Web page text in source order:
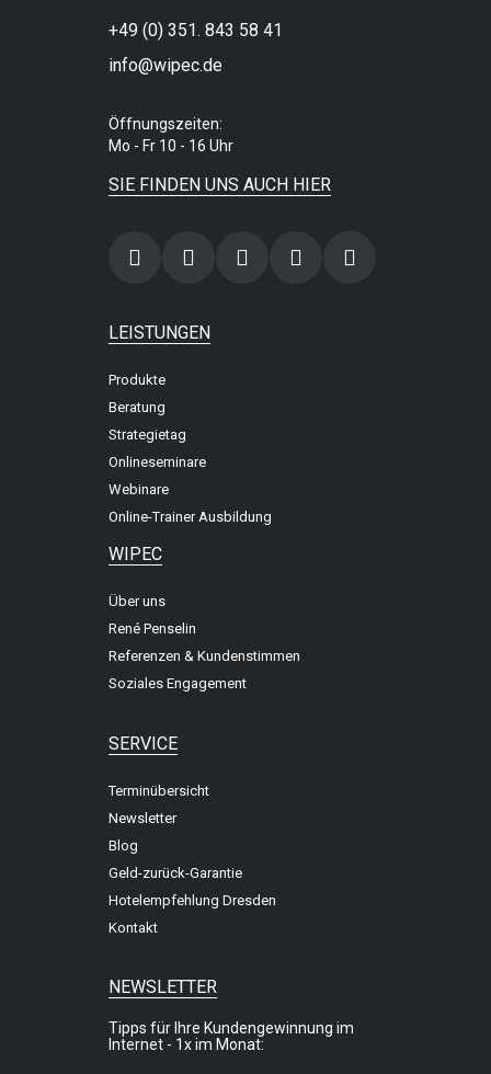
+49 (0) 351. 843 58 41
info@wipec.de
Öffnungszeiten:
Mo - Fr 10 - 16 Uhr
SIE FINDEN UNS AUCH HIER
LEISTUNGEN
Produkte
Beratung
Strategietag
Onlineseminare
Webinare
Online-Trainer Ausbildung
WIPEC
Über uns
René Penselin
Referenzen & Kundenstimmen
Soziales Engagement
SERVICE
Terminübersicht
Newsletter
Blog
Geld-zurück-Garantie
Hotelempfehlung Dresden
Kontakt
NEWSLETTER
Tipps für Ihre Kundengewinnung im
Internet - 1x im Monat: